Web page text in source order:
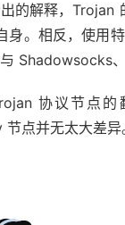
的解释，
身。相反，使用
Shadowsocks
协议节点
点并无太大差异